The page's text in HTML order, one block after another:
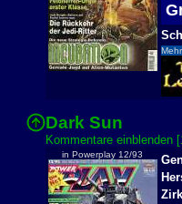
Dark Sun
Kommentare einblenden
in Powerplay 12/93